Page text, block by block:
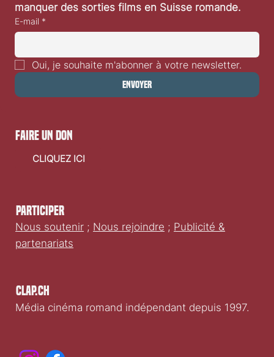
manquer des sorties films en Suisse romande.
E-mail *
Oui, je souhaite m'abonner à votre newsletter.
Envoyer
Clap.ch
Média cinéma romand indépendant depuis 1997.
Participer
Nous soutenir ; Nous rejoindre ; Publicité &
partenariats
faire un don
CLIQUEZ ICI